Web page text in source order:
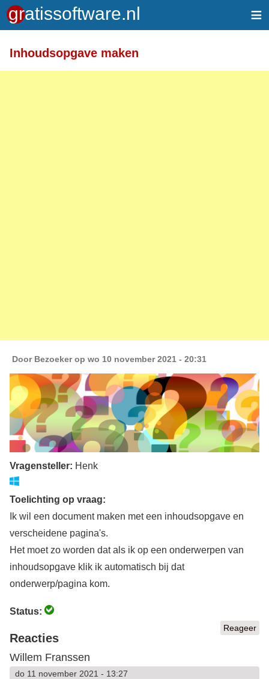
≡
Inhoudsopgave maken
Door Bezoekerop wo 10 november 2021 - 20:31
Vragensteller: Henk
Toelichting op vraag:
Ik wil een document maken met een inhoudsopgave en
verscheidene pagina's.
Het moet zo worden dat als ik op een onderwerpen van
inhoudsopgave klik ik automatisch bij dat
onderwerp/pagina kom.
Status:
Reageer
Reacties
Willem Franssen
do 11 november 2021 - 13:27
Toegelaten HTML-tags: <a> <em> <strong> <br>
<br /> <i> <b> <p>